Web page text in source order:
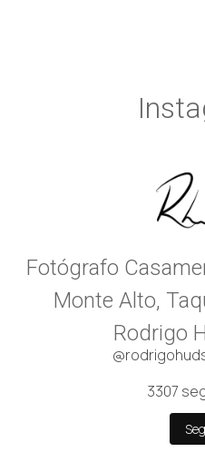
Fotógrafo
Monte Alto,
Rodrigo
3307